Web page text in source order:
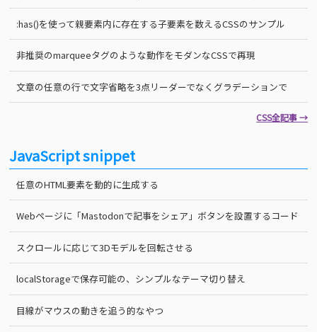
:has()を使って親要素内に存在する子要素を数えるCSSのサンプル
非推奨のmarqueeタグのような動作をモダンなCSSで再現
文章の任意の行で文字省略を3点リーダーでなくグラデーションで
CSS全記事 →
JavaScript snippet
任意のHTML要素を動的に生成する
Webページに「Mastodonで記事をシェア」ボタンを設置するコード
スクロールに応じて3Dモデルを回転させる
localStorageで保存可能の、シンプルなテーマ切り替え
目線がマウスの動きを追う的なやつ